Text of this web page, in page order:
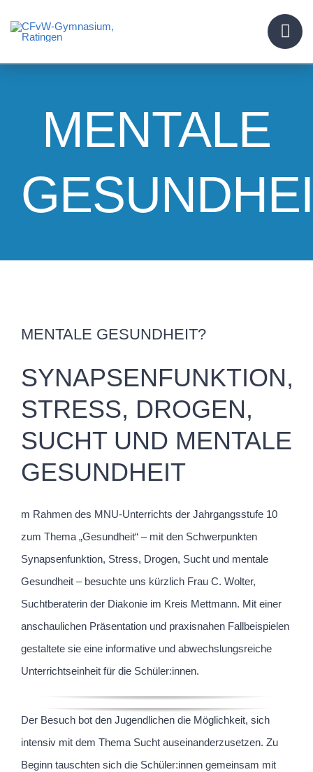
MENTALE
MENTALE GESUNDHEIT?
SYNAPSENFUNKTION,
STRESS, DROGEN,
SUCHT UND MENTALE
GESUNDHEIT
m Rahmen des MNU-Unterrichts der Jahrgangsstufe 10
zum Thema „Gesundheit“ – mit den Schwerpunkten
Synapsenfunktion, Stress, Drogen, Sucht und mentale
Gesundheit – besuchte uns kürzlich Frau C. Wolter,
Suchtberaterin der Diakonie im Kreis Mettmann. Mit einer
anschaulichen Präsentation und praxisnahen Fallbeispielen
gestaltete sie eine informative und abwechslungsreiche
Unterrichtseinheit für die Schüler:innen.
Der Besuch bot den Jugendlichen die Möglichkeit, sich
intensiv mit dem Thema Sucht auseinanderzusetzen. Zu
Beginn tauschten sich die Schüler:innen gemeinsam mit